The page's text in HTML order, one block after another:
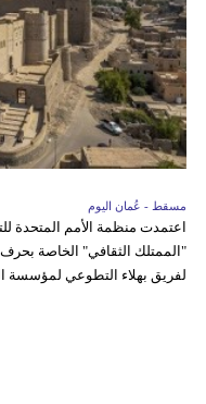
مسقط - عُمان اليوم
اعتمدت منظمة الأمم المتحدة
"الممتلك الثقافي" الخاصة
لفريق بهلاء التطوعي لمؤسسة